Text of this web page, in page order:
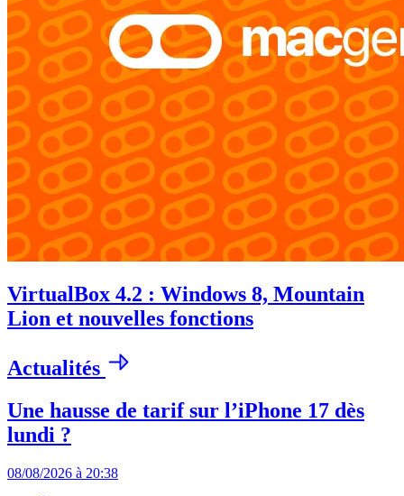
VirtualBox 4.2 : Windows 8, Mountain
Lion et nouvelles fonctions
Actualités
Une hausse de tarif sur l’iPhone 17 dès
lundi ?
08/08/2026 à 20:38